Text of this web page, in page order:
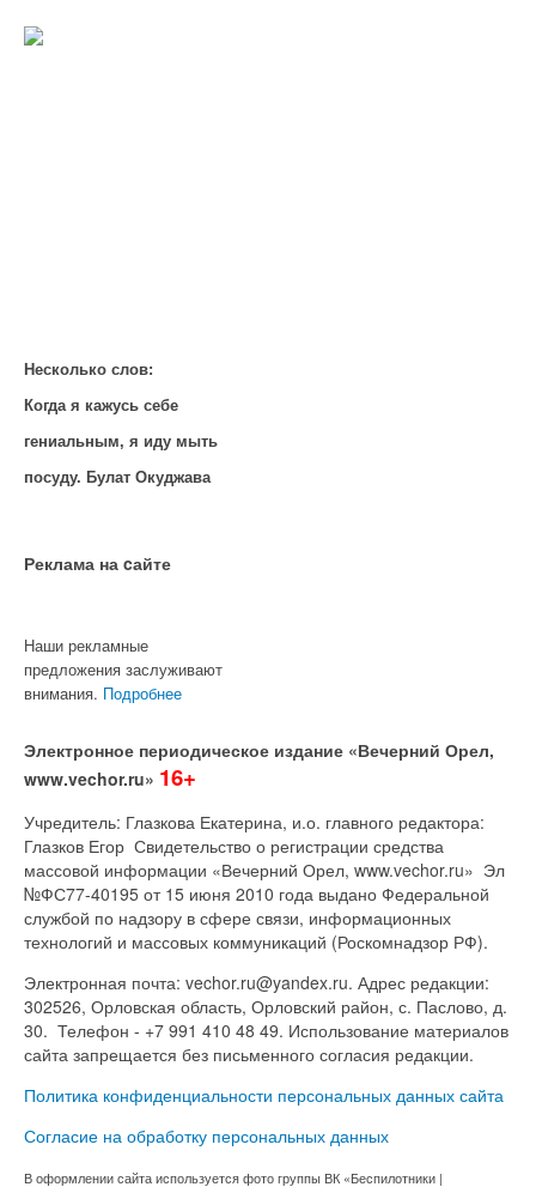
Несколько слов:
Когда я кажусь себе
гениальным, я иду мыть
посуду. Булат Окуджава
Реклама на cайте
Наши рекламные
предложения заслуживают
внимания. Подробнее
Электронное периодическое издание «Вечерний Орел,
www.vechor.ru» 16+
Учредитель: Глазкова Екатерина, и.о. главного редактора:
Глазков Егор Свидетельство о регистрации средства
массовой информации «Вечерний Орел, www.vechor.ru» Эл
№ФС77-40195 от 15 июня 2010 года выдано Федеральной
службой по надзору в сфере связи, информационных
технологий и массовых коммуникаций (Роскомнадзор РФ).
Электронная почта: vechor.ru@yandex.ru. Адрес редакции:
302526, Орловская область, Орловский район, с. Паслово, д.
30. Телефон - +7 991 410 48 49. Использование материалов
сайта запрещается без письменного согласия редакции.
Политика конфиденциальности персональных данных сайта
Согласие на обработку персональных данных
В оформлении сайта используется фото группы ВК «Беспилотники |